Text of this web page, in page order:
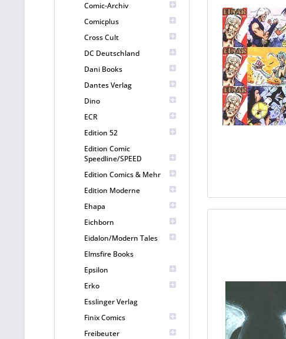
Comic-Archiv
Comicplus
Cross Cult
DC Deutschland
Dani Books
Dantes Verlag
Dino
ECR
Edition 52
Edition Comic
Speedline/SPEED
Edition Comics & Mehr
Edition Moderne
Ehapa
Eichborn
Eidalon/Modern Tales
Elmsfire Books
Epsilon
Erko
Esslinger Verlag
Finix Comics
Freibeuter